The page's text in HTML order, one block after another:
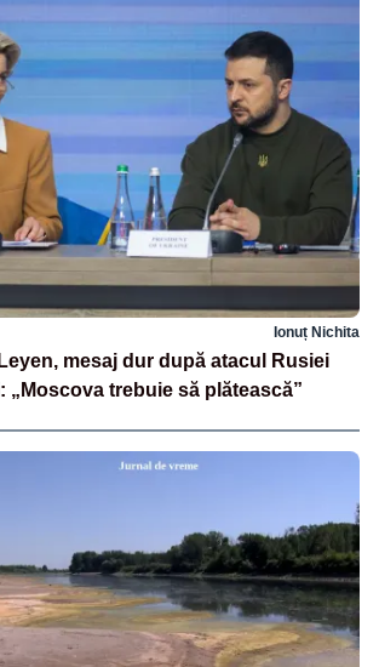
Ionuț Nichita
mesaj dur după atacul Rusiei
„Moscova trebuie să plătească”